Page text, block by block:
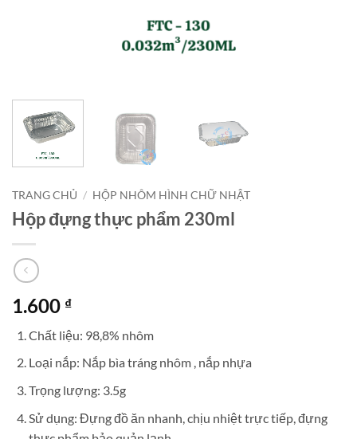
TRANG CHỦ / HỘP NHÔM HÌNH CHỮ NHẬT
Hộp đựng thực phẩm 230ml
1.600 ₫
Chất liệu: 98,8% nhôm
Loại nắp: Nắp bìa tráng nhôm , nắp nhựa
Trọng lượng: 3.5g
Sử dụng: Đựng đồ ăn nhanh, chịu nhiệt trực tiếp, đựng